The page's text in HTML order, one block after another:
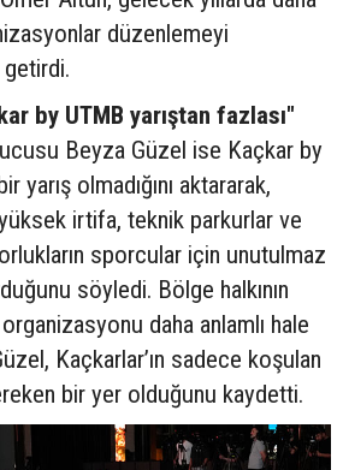
düzenlemeyi
by UTMB yarıştan fazlası"
Beyza Güzel ise Kaçkar by
yarış olmadığını aktararak,
yüksek irtifa, teknik parkurlar ve
sporcular için unutulmaz
söyledi. Bölge halkının
daha anlamlı hale
Kaçkarlar’ın sadece koşulan
bir yer olduğunu kaydetti.